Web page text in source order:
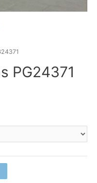
PG24371